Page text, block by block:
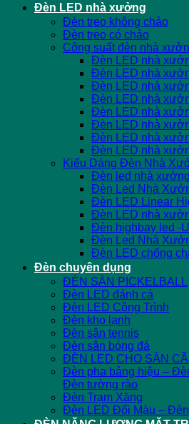
Đèn LED nhà xưởng
Đèn treo không chảo
Đèn treo có chảo
Công suất đèn nhà
Đèn LED nhà
Đèn LED nhà
Đèn LED nhà
Đèn LED nhà
Đèn LED nhà
Đèn LED nhà
Đèn LED nhà
Đèn LED nhà
Kiểu Dáng Đèn Nhà
Đèn led nhà
Đèn Led Nhà
Đèn LED Linear
Đèn LED nhà
Đèn highbay led -
Đèn Led Nhà
Đèn LED chống
Đèn chuyên dụng
ĐÈN SÂN PICKELBALL
Đèn LED đánh cá
Đèn LED Công Trình
Đèn kho lạnh
Đèn sân tennis
Đèn sân bóng đá
ĐÈN LED CHO SÂN
Đèn pha bảng hiệu –
Đèn tường rào
Đèn Trạm Xăng
Đèn LED Đổi Màu –